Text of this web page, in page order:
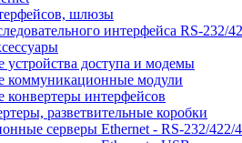
шлюзы
интерфейса RS-232/
устройства доступа и модемы
коммуникационные модули
конвертеры интерфейсов
разветвительные коробки
серверы Ethernet - RS-232/422/